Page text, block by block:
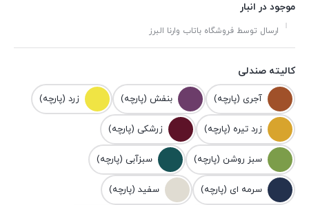
موجود در انبار
ارسال توسط فروشگاه باتاب وارنا البرز
کالیته صندلی
آجری (پارچه) بنفش (پارچه) زرد (پارچه)
زرد تیره (پارچه) زرشکی (پارچه)
سبز روشن (پارچه) سبزآبی (پارچه)
سرمه ای (پارچه) سفید (پارچه)